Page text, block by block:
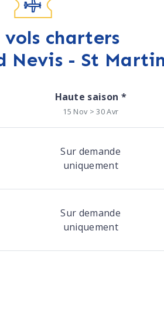
charters
Nevis - St
Haute saison *
15 Nov > 30 Avr
Sur demande
uniquement
Sur demande
uniquement